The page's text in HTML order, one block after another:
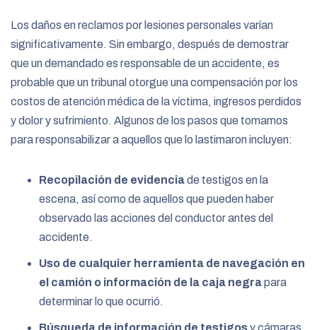
Los daños en reclamos por lesiones personales varían
significativamente. Sin embargo, después de demostrar
que un demandado es responsable de un accidente, es
probable que un tribunal otorgue una compensación por los
costos de atención médica de la víctima, ingresos perdidos
y dolor y sufrimiento. Algunos de los pasos que tomamos
para responsabilizar a aquellos que lo lastimaron incluyen:
Recopilación de evidenciade testigos en la
escena, así como de aquellos que pueden haber
observado las acciones del conductor antes del
accidente.
Uso de cualquier herramienta de navegación en
el camión o información de la caja negrapara
determinar lo que ocurrió.
Búsqueda de información de testigosy cámaras